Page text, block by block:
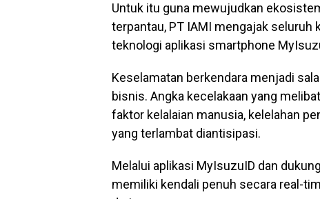
Untuk itu guna mewujudkan
terpantau, PT IAMI mengajak
teknologi aplikasi smartphone
Keselamatan berkendara menjadi
bisnis. Angka kecelakaan yang
faktor kelalaian manusia, kelelahan
yang terlambat diantisipasi.
Melalui aplikasi MyIsuzuID dan
memiliki kendali penuh secara real-